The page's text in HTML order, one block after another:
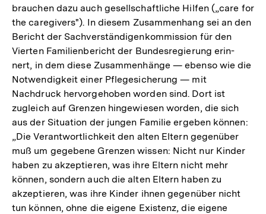
brauchen dazu auch gesellschaftliche Hilfen („care for
the caregivers"). In diesem Zusammenhang sei an den
Bericht der Sachverständigenkommission für den
Vierten Familienbericht der Bundesregierung erin-
nert, in dem diese Zusammenhänge — ebenso wie die
Notwendigkeit einer Pflegesicherung — mit
Nachdruck hervorgehoben worden sind. Dort ist
zugleich auf Grenzen hingewiesen worden, die sich
aus der Situation der jungen Familie ergeben können:
„Die Verantwortlichkeit den alten Eltern gegenüber
muß um gegebene Grenzen wissen: Nicht nur Kinder
haben zu akzeptieren, was ihre Eltern nicht mehr
können, sondern auch die alten Eltern haben zu
akzeptieren, was ihre Kinder ihnen gegenüber nicht
tun können, ohne die eigene Existenz, die eigene